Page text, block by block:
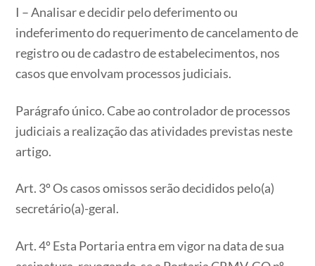
I – Analisar e decidir pelo deferimento ou
indeferimento do requerimento de cancelamento de
registro ou de cadastro de estabelecimentos, nos
casos que envolvam processos judiciais.
Parágrafo único. Cabe ao controlador de processos
judiciais a realização das atividades previstas neste
artigo.
Art. 3º Os casos omissos serão decididos pelo(a)
secretário(a)-geral.
Art. 4º Esta Portaria entra em vigor na data de sua